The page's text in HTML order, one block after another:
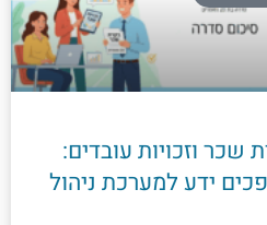
וזכויות עובדים: